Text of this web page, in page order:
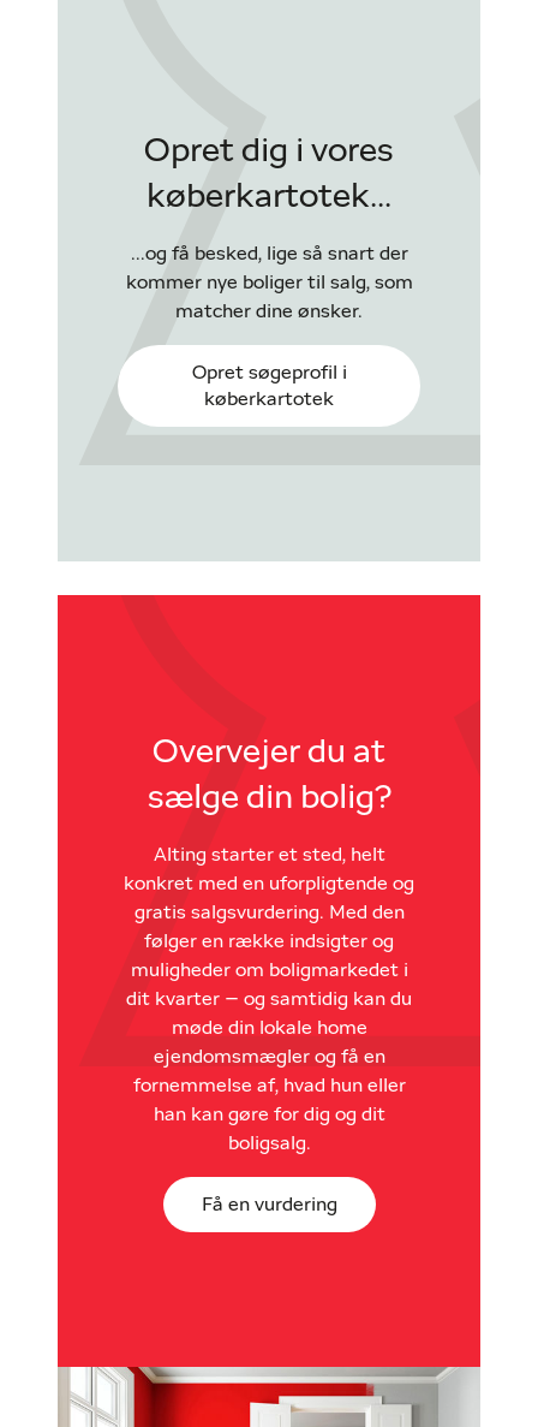
Opret dig i vores
køberkartotek...
...og få besked, lige så snart der
kommer nye boliger til salg, som
matcher dine ønsker.
Opret søgeprofil i
køberkartotek
Overvejer du at
sælge din bolig?
Alting starter et sted, helt
konkret med en uforpligtende og
gratis salgsvurdering. Med den
følger en række indsigter og
muligheder om boligmarkedet i
dit kvarter – og samtidig kan du
møde din lokale home
ejendomsmægler og få en
fornemmelse af, hvad hun eller
han kan gøre for dig og dit
boligsalg.
Få en vurdering